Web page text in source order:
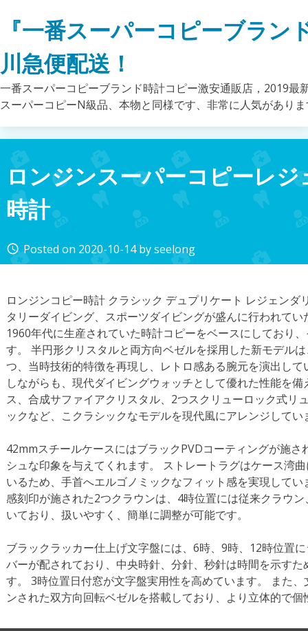
『一番スーパーコピーブラ
川急便配送！
一番スーパーコピーブランド時計コピー激安通販店，2019
スーパーコピーN級品、本物と同様です、非常に人気があり
ロンジンスーパーコピーレ
時計
access_time Posted on 2020-10-14byseelong
ロンジンコピー時計 クラシック デュプリケート レジェン
タリーダイビング、スポーツダイビングが盛んに行われて
1960年代に生産されていた時計コピーをベースにしており
す。 半円形クリスタルと両方向ベゼルを採用した新モデル
つ、当時技術的特徴を再現し、レトロ感ある腕元を演出し
しながらも、現代ダイビングウォッチとして優れた性能を
ス、合成サファイアクリスタル、2つスクリューロック式リ
ックなど、こクラシックなモデルを現代風にアレンジしてい
42mmスチールケースにはブラックPVDコーティングが施
シュな印象を与えてくれます。 ストレートラグはケース湾
いるため、手首へエルゴノミックなフィット感を実現して
感刻印が施された2つクラウンは、4時位置には従来クラウ
いており、扱いやすく、簡単に調整が可能です。
ブラックラッカー仕上げ文字盤には、6時、9時、12時位置
バーが配されており、中央時針、分針、秒針は時間を示す
す。 3時位置日付窓が文字盤実用性を高めています。 また
ンされた双方向回転ベゼルを搭載しており、より立体的で